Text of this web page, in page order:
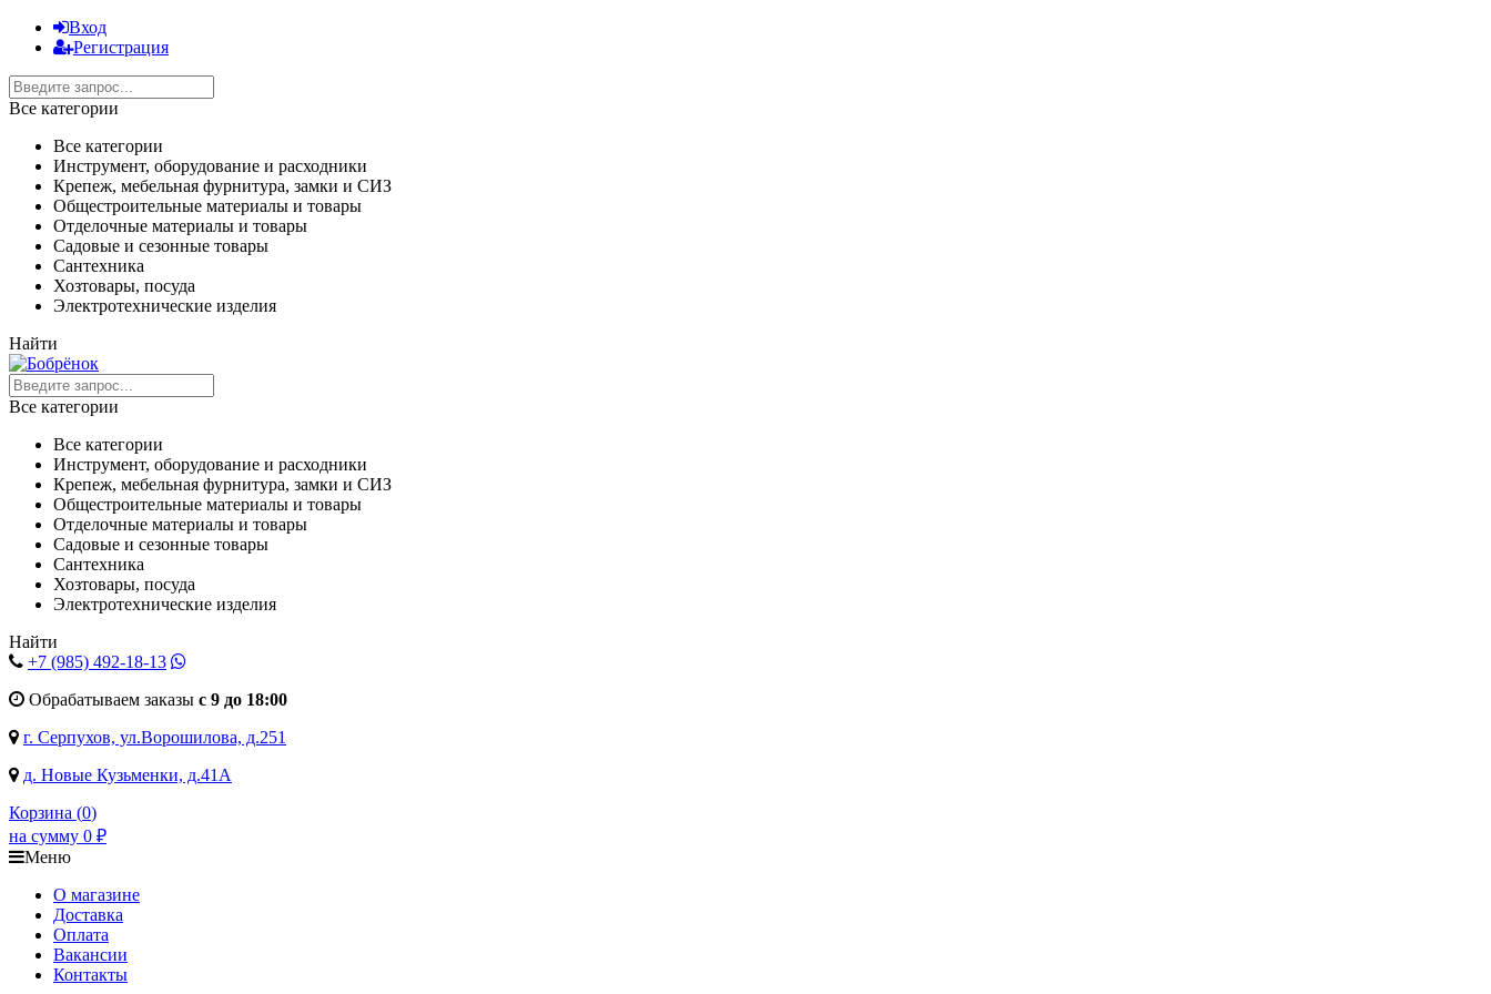
Вход
Регистрация
Все категории
Все категории
Инструмент, оборудование и расходники
Крепеж, мебельная фурнитура, замки и СИЗ
Общестроительные материалы и товары
Отделочные материалы и товары
Садовые и сезонные товары
Сантехника
Хозтовары, посуда
Электротехнические изделия
Найти
Все категории
Все категории
Инструмент, оборудование и расходники
Крепеж, мебельная фурнитура, замки и СИЗ
Общестроительные материалы и товары
Отделочные материалы и товары
Садовые и сезонные товары
Сантехника
Хозтовары, посуда
Электротехнические изделия
Найти
+7 (985) 492-18-13
Обрабатываем заказы с 9 до 18:00
г. Серпухов, ул.Ворошилова, д.251
д. Новые Кузьменки, д.41А
Корзина (0)
на сумму 0 ₽
Меню
О магазине
Доставка
Оплата
Вакансии
Контакты